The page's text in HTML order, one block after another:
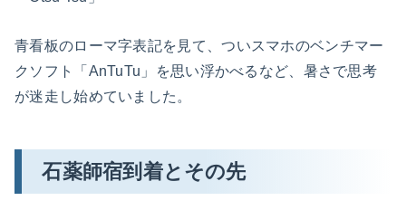
青看板のローマ字表記を見て、ついスマホのベンチマー
クソフト「AnTuTu」を思い浮かべるなど、暑さで思考
が迷走し始めていました。
石薬師宿到着とその先